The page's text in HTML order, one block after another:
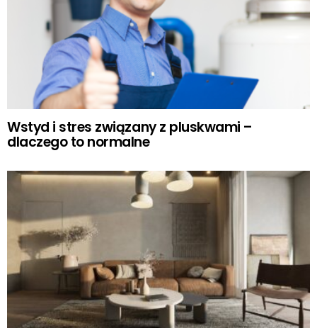
Wstyd i stres związany z pluskwami –
dlaczego to normalne